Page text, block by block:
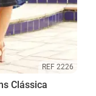
REF 2226
Clássica